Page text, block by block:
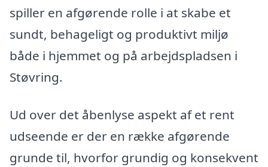
spiller en afgørende rolle i at skabe et
sundt, behageligt og produktivt miljø
både i hjemmet og på arbejdspladsen i
Støvring.
Ud over det åbenlyse aspekt af et rent
udseende er der en række afgørende
grunde til, hvorfor grundig og konsekvent